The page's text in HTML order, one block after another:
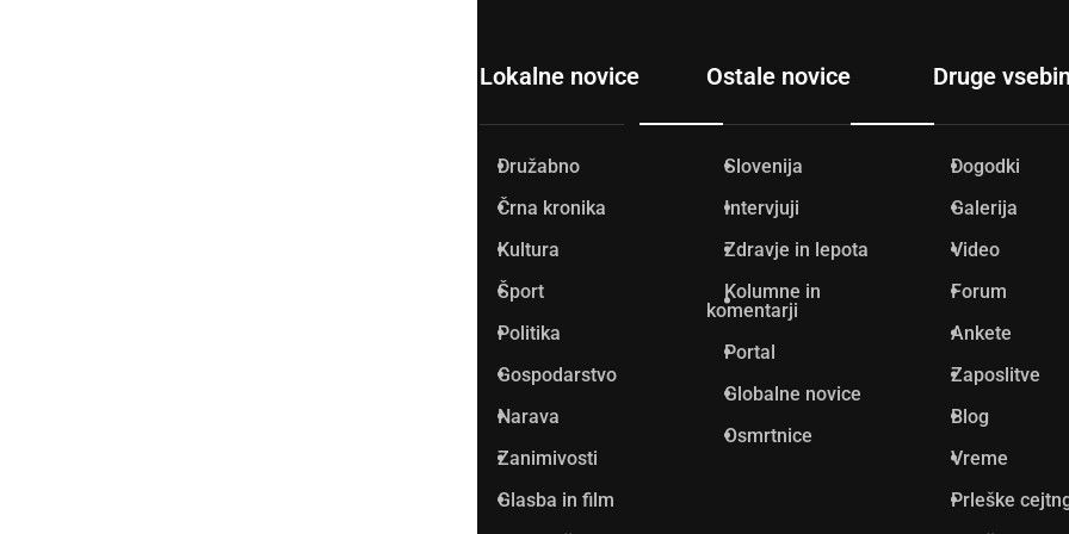
Lokalne novice
Družabno
Črna kronika
Kultura
Šport
Politika
Gospodarstvo
Narava
Zanimivosti
Glasba in film
Ostale novice
Slovenija
Intervjuji
Zdravje in lepota
Kolumne in
komentarji
Portal
Globalne novice
Osmrtnice
Druge
Dogodki
Galerija
Video
Forum
Ankete
Zaposlitve
Blog
Vreme
Prleške